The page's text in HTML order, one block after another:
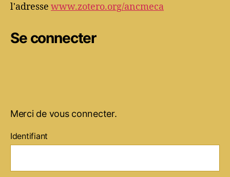
l'adresse www.zotero.org/ancmeca
Se connecter
Merci de vous connecter.
Identifiant